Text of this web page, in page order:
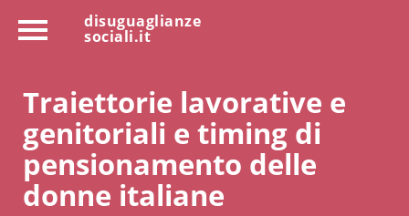
disuguaglianze
sociali.it
Traiettorie lavorative e
genitoriali e timing di
pensionamento delle
donne italiane